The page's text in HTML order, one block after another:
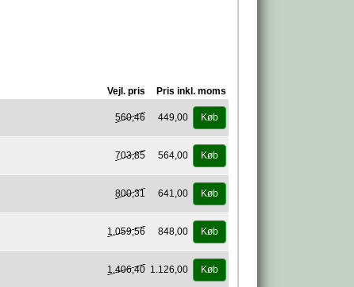
Vejl. pris Pris inkl. moms
560,46 449,00 Køb
703,85 564,00 Køb
800,31 641,00 Køb
1.059,56 848,00 Køb
1.406,40 1.126,00 Køb